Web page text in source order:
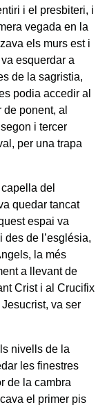
i el presbiteri, i
vegada en la
els murs est i
esquerdar a
de la sagristia,
podia accedir al
ponent, al
i tercer
per una trapa
del
quedar tancat
espai va
de l’església,
la més
a llevant de
Crist i al Crucifix
va ser
nivells de la
les finestres
de la cambra
el primer pis